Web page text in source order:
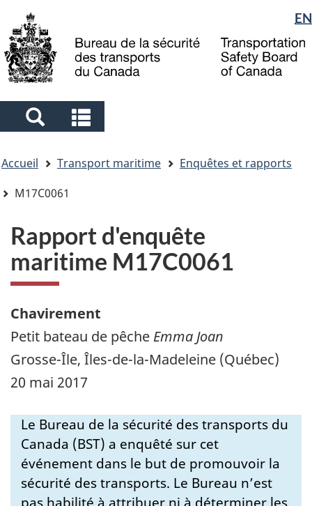
to
main
to
"About
government"
à
la
Sélection
de
la
langue
EN
Search
and
menus
and
menus
êtes
ici
Accueil Transport maritime
Enquêtes et rapports
M17C0061
Rapport d'enquête
maritime M17C0061
Chavirement
Petit bateau de pêche Emma Joan
Grosse-Île, Îles-de-la-Madeleine (Québec)
20 mai 2017
Le Bureau de la sécurité des transports du
Canada (BST) a enquêté sur cet
événement dans le but de promouvoir la
sécurité des transports. Le Bureau n’est